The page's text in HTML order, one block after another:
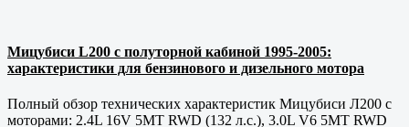
Мицубиси L200 с полуторной кабиной 1995-2005:
характеристики для бензинового и дизельного мотора
Полный обзор технических характеристик Мицубиси Л200 с
моторами: 2.4L 16V 5MT RWD (132 л.с.), 3.0L V6 5MT RWD